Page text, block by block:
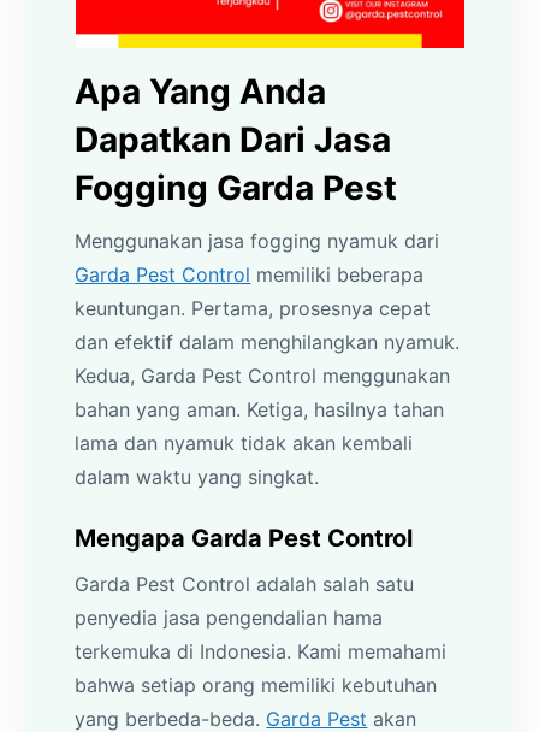
Apa Yang Anda
Dapatkan Dari Jasa
Fogging Garda Pest
Menggunakan jasa fogging nyamuk dari
Garda Pest Control memiliki beberapa
keuntungan. Pertama, prosesnya cepat
dan efektif dalam menghilangkan nyamuk.
Kedua, Garda Pest Control menggunakan
bahan yang aman. Ketiga, hasilnya tahan
lama dan nyamuk tidak akan kembali
dalam waktu yang singkat.
Mengapa Garda Pest Control
Garda Pest Control adalah salah satu
penyedia jasa pengendalian hama
terkemuka di Indonesia. Kami memahami
bahwa setiap orang memiliki kebutuhan
yang berbeda-beda. Garda Pest akan